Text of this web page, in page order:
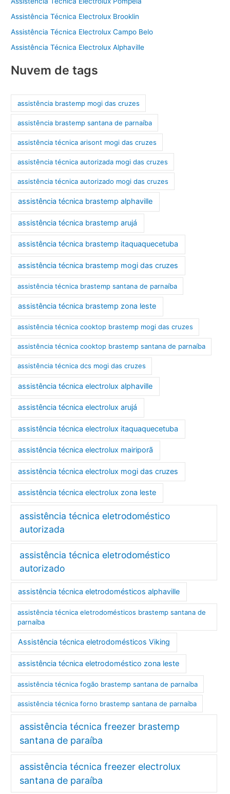
Assistência Técnica Electrolux Brooklin
Assistência Técnica Electrolux Campo Belo
Assistência Técnica Electrolux Alphaville
Nuvem de tags
assistência brastemp mogi das cruzes
assistência brastemp santana de parnaíba
assistência técnica arisont mogi das cruzes
assistência técnica autorizada mogi das cruzes
assistência técnica autorizado mogi das cruzes
assistência técnica brastemp alphaville
assistência técnica brastemp arujá
assistência técnica brastemp itaquaquecetuba
assistência técnica brastemp mogi das cruzes
assistência técnica brastemp santana de parnaíba
assistência técnica brastemp zona leste
assistência técnica cooktop brastemp mogi das cruzes
assistência técnica cooktop brastemp santana de parnaíba
assistência técnica dcs mogi das cruzes
assistência técnica electrolux alphaville
assistência técnica electrolux arujá
assistência técnica electrolux itaquaquecetuba
assistência técnica electrolux mairiporã
assistência técnica electrolux mogi das cruzes
assistência técnica electrolux zona leste
assistência técnica eletrodoméstico
autorizada
assistência técnica eletrodoméstico
autorizado
assistência técnica eletrodomésticos alphaville
assistência técnica eletrodomésticos brastemp santana de
parnaíba
Assistência técnica eletrodomésticos Viking
assistência técnica eletrodoméstico zona leste
assistência técnica fogão brastemp santana de parnaíba
assistência técnica forno brastemp santana de parnaíba
assistência técnica freezer brastemp
santana de paraíba
assistência técnica freezer electrolux
santana de paraíba